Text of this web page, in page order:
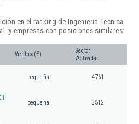
en el ranking de Ingenieria Tecnica
y empresas con posiciones similares:
Ventas (€)
Sector
Actividad
pequeña 4761
pequeña 3512